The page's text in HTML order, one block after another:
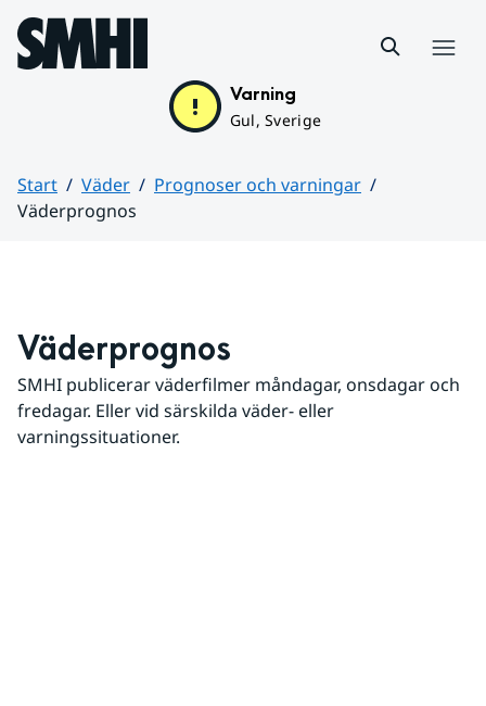
Hoppa till sidans innehåll
Varning
Gul, Sverige
Start Väder
Prognoser och varningar
Väderprognos
Väderprognos
SMHI publicerar väderfilmer måndagar, onsdagar och
fredagar. Eller vid särskilda väder- eller
varningssituationer.